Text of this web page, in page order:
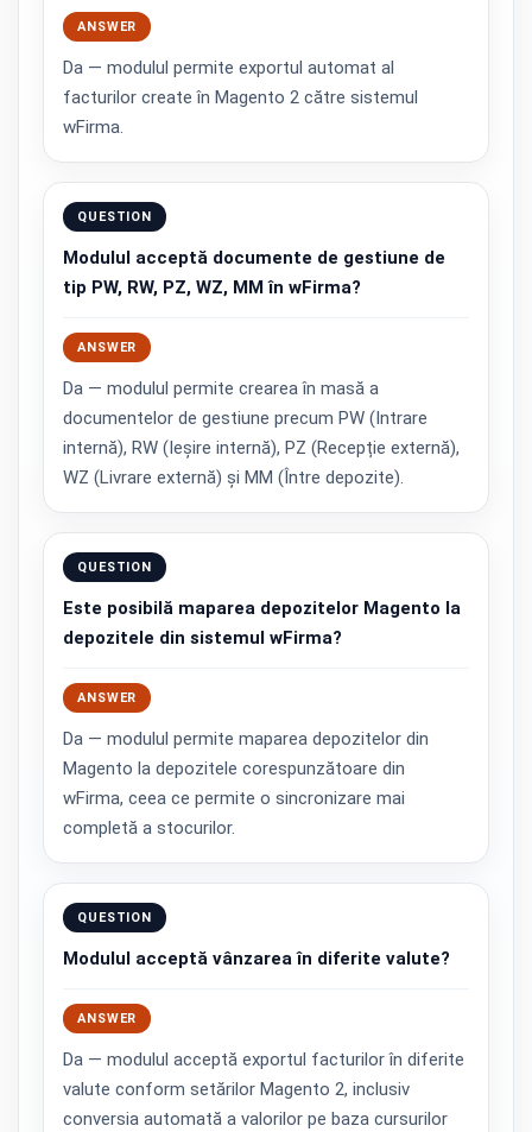
ANSWER
Da — modulul permite exportul automat al
facturilor create în Magento 2 către sistemul
wFirma.
QUESTION
Modulul acceptă documente de gestiune de
tip PW, RW, PZ, WZ, MM în wFirma?
ANSWER
Da — modulul permite crearea în masă a
documentelor de gestiune precum PW (Intrare
internă), RW (Ieșire internă), PZ (Recepție externă),
WZ (Livrare externă) și MM (Între depozite).
QUESTION
Este posibilă maparea depozitelor Magento la
depozitele din sistemul wFirma?
ANSWER
Da — modulul permite maparea depozitelor din
Magento la depozitele corespunzătoare din
wFirma, ceea ce permite o sincronizare mai
completă a stocurilor.
QUESTION
Modulul acceptă vânzarea în diferite valute?
ANSWER
Da — modulul acceptă exportul facturilor în diferite
valute conform setărilor Magento 2, inclusiv
conversia automată a valorilor pe baza cursurilor